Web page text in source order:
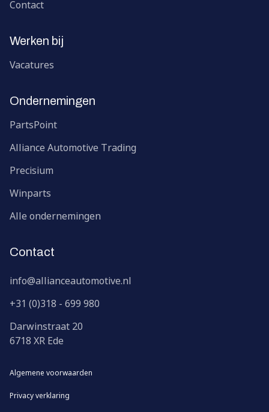
Contact
Werken bij
Vacatures
Ondernemingen
PartsPoint
Alliance Automotive Trading
Precisium
Winparts
Alle ondernemingen
Contact
info@allianceautomotive.nl
+31 (0)318 - 699 980
Darwinstraat 20
6718 XR Ede
Algemene voorwaarden
Privacy verklaring